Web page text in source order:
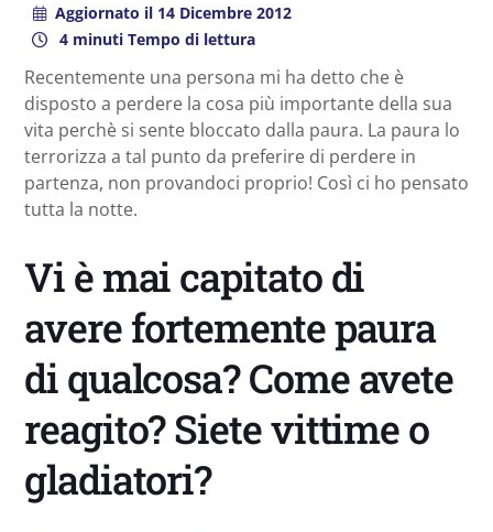
Aggiornato il14 Dicembre 2012
4 minuti Tempo di lettura
Recentemente una persona mi ha detto che è
disposto a perdere la cosa più importante della sua
vita perchè si sente bloccato dalla paura. La paura lo
terrorizza a tal punto da preferire di perdere in
partenza, non provandoci proprio! Così ci ho pensato
tutta la notte.
Vi è mai capitato di
avere fortemente paura
di qualcosa? Come avete
reagito? Siete vittime o
gladiatori?